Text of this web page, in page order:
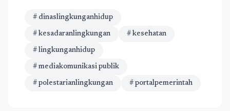
# dinaslingkunganhidup
# kesadaranlingkungan # kesehatan
# lingkunganhidup
# mediakomunikasi publik
# polestarianlingkungan # portalpemerintah